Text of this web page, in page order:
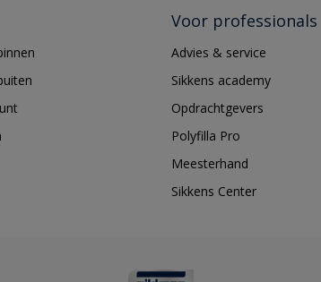
Voor professionals
Advies & service
Sikkens academy
Opdrachtgevers
Polyfilla Pro
Meesterhand
Sikkens Center